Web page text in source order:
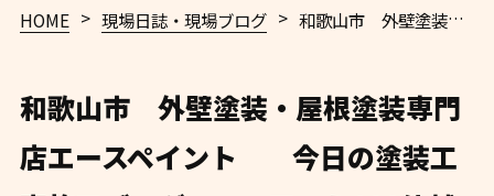
HOME > 現場日誌・現場ブログ > 和歌山市 外壁塗装・屋根塗装専門店エースペイント 今日の塗装工事施工ブログ 口コミ100件越えのエースペイント✨
和歌山市 外壁塗装・屋根塗装専門
店エースペイント 今日の塗装工